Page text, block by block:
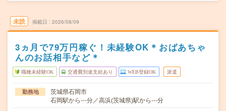
未読 掲載日 2026/08/09
3ヵ月で79万円稼ぐ！未経験OK＊おばあちゃ
んのお話相手など＊
職種未経験OK 交通費別途支給あり WEB登録OK 派遣
勤務地
茨城県石岡市
石岡駅から---分／高浜(茨城県)駅から---分